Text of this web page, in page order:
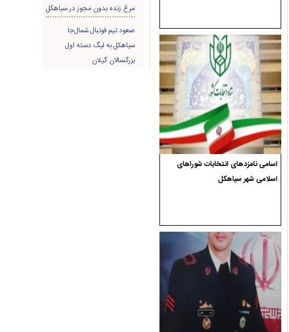
اسامی نامزدهای انتخابات شوراهای
اسلامی شهر سیاهکل
مرغ زنده بدون مجوز در سیاهکل
صعود تیم فوتبال شمال‌جا‌
سیاهکل به لیگ دسته اول
بزرگسالان گیلان